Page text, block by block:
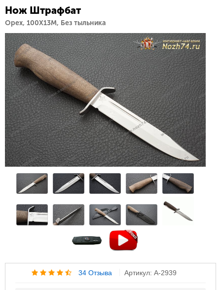
Нож Штрафбат
Орех, 100Х13М, Без тыльника
34 Отзыва Артикул: A-2939